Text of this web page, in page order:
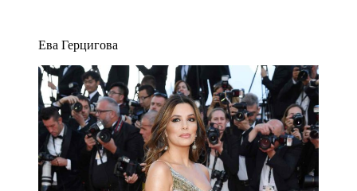
Ева Герцигова